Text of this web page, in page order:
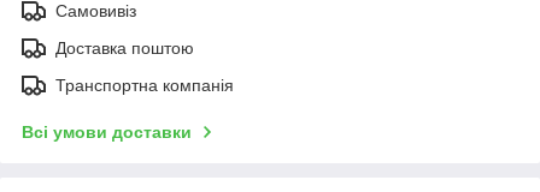
Самовивіз
Доставка поштою
Транспортна компанія
Всі умови доставки